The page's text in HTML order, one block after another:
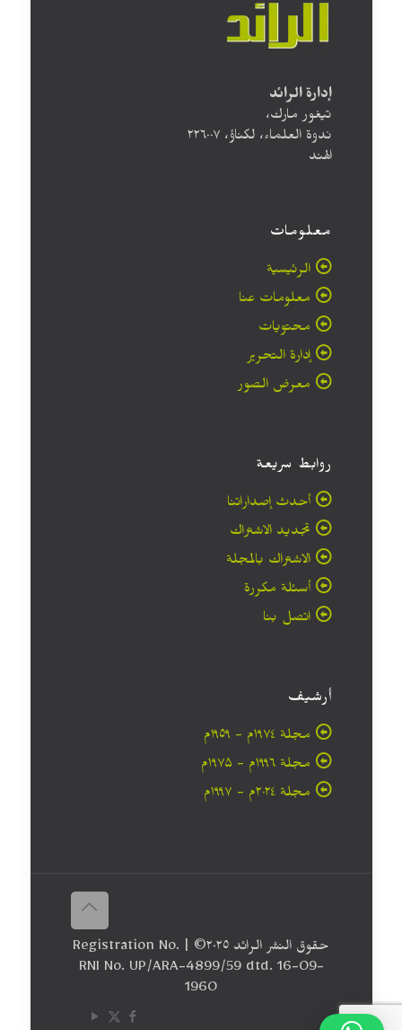
إدارة الرائد
تيغور مارك،
ندوة العلماء، لكناؤ، ۲۲٦۰۰۷
الهند
معلومات
الرئيسية
معلومات عنا
محتويات
إدارة التحرير
معرض الصور
روابط سريعة
أحدث إصداراتنا
تجديد الاشتراك
الاشتراك بالمجلة
أسئلة مكررة
اتصل بنا
أرشيف
مجلة ۱۹۷٤م - ١٩٥٩م
مجلة ۱۹۹٦م - ۱۹۷۵م
مجلة ۲۰۲٤م - ۱۹۹۷م
حقوق النشر الرائد ٢٠۲٥© | Registration No.
RNI No. UP/ARA-4899/59 dtd. 16-09-
1960